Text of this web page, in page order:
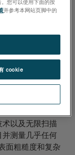
和检测设备在
扫描可以在教
，学生可以轻
为 3D 扫描专
和彩色纹理摄
描述物体的微小
以及无限扫描
测量几乎任何
面粗糙度和复杂
您可以使用下面的按
并参考本网站页脚中的
cookie